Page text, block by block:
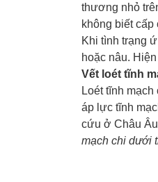
thương nhỏ
không biết
Khi tình trạng
hoặc nâu.
Vết loét tĩnh
Loét tĩnh
áp lực tĩnh
cứu ở Châu
mạch chi dưới